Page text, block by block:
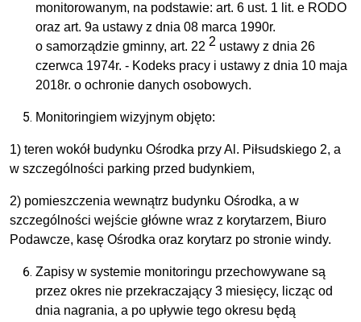
monitorowanym, na podstawie: art. 6 ust. 1 lit. e RODO
oraz art. 9a ustawy z dnia 08 marca 1990r.
o samorządzie gminny, art. 22 2 ustawy z dnia 26
czerwca 1974r. - Kodeks pracy i ustawy z dnia 10 maja
2018r. o ochronie danych osobowych.
Monitoringiem wizyjnym objęto:
1) teren wokół budynku Ośrodka przy Al. Piłsudskiego 2, a
w szczególności parking przed budynkiem,
2) pomieszczenia wewnątrz budynku Ośrodka, a w
szczególności wejście główne wraz z korytarzem, Biuro
Podawcze, kasę Ośrodka oraz korytarz po stronie windy.
Zapisy w systemie monitoringu przechowywane są
przez okres nie przekraczający 3 miesięcy, licząc od
dnia nagrania, a po upływie tego okresu będą